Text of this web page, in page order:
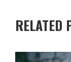
RELATED